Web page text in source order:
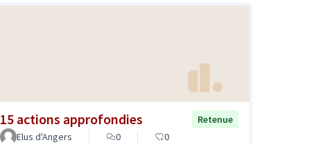
15 actions approfondies
Retenue
Elus d'Angers
0 0